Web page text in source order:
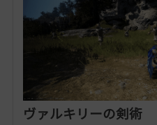
ヴァルキリーの剣術